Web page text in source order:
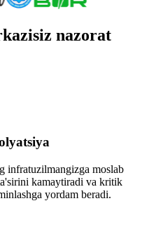
nazorat
infratuzilmangizga moslab
kamaytiradi va kritik
yordam beradi.